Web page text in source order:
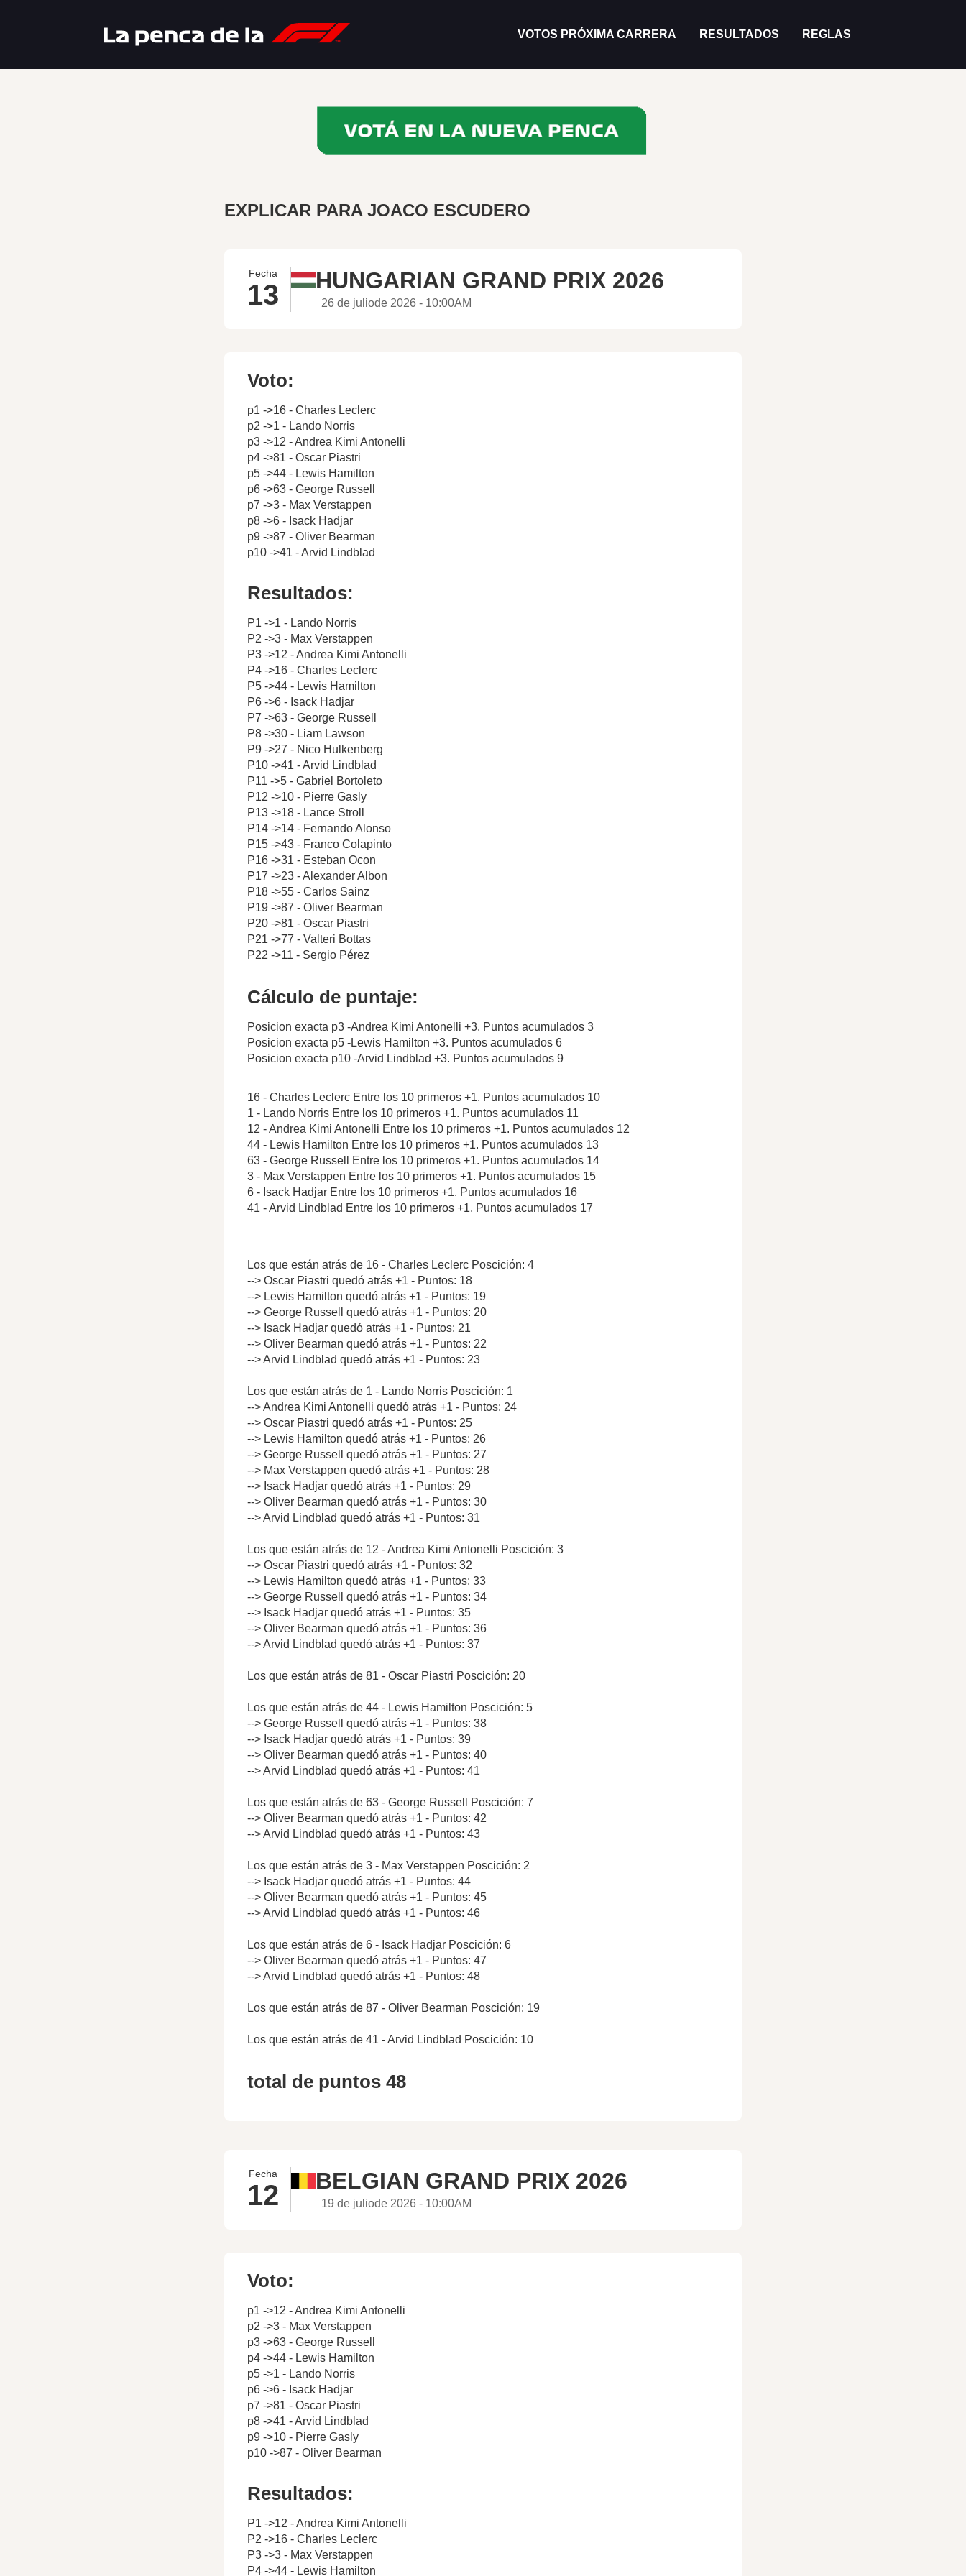
VOTOS PRÓXIMA CARRERA RESULTADOS REGLAS
EXPLICAR PARA JOACO ESCUDERO
Fecha
13 HUNGARIAN GRAND PRIX 2026
26 de juliode 2026 - 10:00AM
Voto:
p1 ->16 - Charles Leclerc
p2 ->1 - Lando Norris
p3 ->12 - Andrea Kimi Antonelli
p4 ->81 - Oscar Piastri
p5 ->44 - Lewis Hamilton
p6 ->63 - George Russell
p7 ->3 - Max Verstappen
p8 ->6 - Isack Hadjar
p9 ->87 - Oliver Bearman
p10 ->41 - Arvid Lindblad
Resultados:
P1 ->1 - Lando Norris
P2 ->3 - Max Verstappen
P3 ->12 - Andrea Kimi Antonelli
P4 ->16 - Charles Leclerc
P5 ->44 - Lewis Hamilton
P6 ->6 - Isack Hadjar
P7 ->63 - George Russell
P8 ->30 - Liam Lawson
P9 ->27 - Nico Hulkenberg
P10 ->41 - Arvid Lindblad
P11 ->5 - Gabriel Bortoleto
P12 ->10 - Pierre Gasly
P13 ->18 - Lance Stroll
P14 ->14 - Fernando Alonso
P15 ->43 - Franco Colapinto
P16 ->31 - Esteban Ocon
P17 ->23 - Alexander Albon
P18 ->55 - Carlos Sainz
P19 ->87 - Oliver Bearman
P20 ->81 - Oscar Piastri
P21 ->77 - Valteri Bottas
P22 ->11 - Sergio Pérez
Cálculo de puntaje:
Posicion exacta p3 -Andrea Kimi Antonelli +3. Puntos acumulados 3
Posicion exacta p5 -Lewis Hamilton +3. Puntos acumulados 6
Posicion exacta p10 -Arvid Lindblad +3. Puntos acumulados 9
16 - Charles Leclerc Entre los 10 primeros +1. Puntos acumulados 10
1 - Lando Norris Entre los 10 primeros +1. Puntos acumulados 11
12 - Andrea Kimi Antonelli Entre los 10 primeros +1. Puntos acumulados 12
44 - Lewis Hamilton Entre los 10 primeros +1. Puntos acumulados 13
63 - George Russell Entre los 10 primeros +1. Puntos acumulados 14
3 - Max Verstappen Entre los 10 primeros +1. Puntos acumulados 15
6 - Isack Hadjar Entre los 10 primeros +1. Puntos acumulados 16
41 - Arvid Lindblad Entre los 10 primeros +1. Puntos acumulados 17
Los que están atrás de 16 - Charles Leclerc Poscición: 4
--> Oscar Piastri quedó atrás +1 - Puntos: 18
--> Lewis Hamilton quedó atrás +1 - Puntos: 19
--> George Russell quedó atrás +1 - Puntos: 20
--> Isack Hadjar quedó atrás +1 - Puntos: 21
--> Oliver Bearman quedó atrás +1 - Puntos: 22
--> Arvid Lindblad quedó atrás +1 - Puntos: 23
Los que están atrás de 1 - Lando Norris Poscición: 1
--> Andrea Kimi Antonelli quedó atrás +1 - Puntos: 24
--> Oscar Piastri quedó atrás +1 - Puntos: 25
--> Lewis Hamilton quedó atrás +1 - Puntos: 26
--> George Russell quedó atrás +1 - Puntos: 27
--> Max Verstappen quedó atrás +1 - Puntos: 28
--> Isack Hadjar quedó atrás +1 - Puntos: 29
--> Oliver Bearman quedó atrás +1 - Puntos: 30
--> Arvid Lindblad quedó atrás +1 - Puntos: 31
Los que están atrás de 12 - Andrea Kimi Antonelli Poscición: 3
--> Oscar Piastri quedó atrás +1 - Puntos: 32
--> Lewis Hamilton quedó atrás +1 - Puntos: 33
--> George Russell quedó atrás +1 - Puntos: 34
--> Isack Hadjar quedó atrás +1 - Puntos: 35
--> Oliver Bearman quedó atrás +1 - Puntos: 36
--> Arvid Lindblad quedó atrás +1 - Puntos: 37
Los que están atrás de 81 - Oscar Piastri Poscición: 20
Los que están atrás de 44 - Lewis Hamilton Poscición: 5
--> George Russell quedó atrás +1 - Puntos: 38
--> Isack Hadjar quedó atrás +1 - Puntos: 39
--> Oliver Bearman quedó atrás +1 - Puntos: 40
--> Arvid Lindblad quedó atrás +1 - Puntos: 41
Los que están atrás de 63 - George Russell Poscición: 7
--> Oliver Bearman quedó atrás +1 - Puntos: 42
--> Arvid Lindblad quedó atrás +1 - Puntos: 43
Los que están atrás de 3 - Max Verstappen Poscición: 2
--> Isack Hadjar quedó atrás +1 - Puntos: 44
--> Oliver Bearman quedó atrás +1 - Puntos: 45
--> Arvid Lindblad quedó atrás +1 - Puntos: 46
Los que están atrás de 6 - Isack Hadjar Poscición: 6
--> Oliver Bearman quedó atrás +1 - Puntos: 47
--> Arvid Lindblad quedó atrás +1 - Puntos: 48
Los que están atrás de 87 - Oliver Bearman Poscición: 19
Los que están atrás de 41 - Arvid Lindblad Poscición: 10
total de puntos 48
Fecha
12 BELGIAN GRAND PRIX 2026
19 de juliode 2026 - 10:00AM
Voto:
p1 ->12 - Andrea Kimi Antonelli
p2 ->3 - Max Verstappen
p3 ->63 - George Russell
p4 ->44 - Lewis Hamilton
p5 ->1 - Lando Norris
p6 ->6 - Isack Hadjar
p7 ->81 - Oscar Piastri
p8 ->41 - Arvid Lindblad
p9 ->10 - Pierre Gasly
p10 ->87 - Oliver Bearman
Resultados:
P1 ->12 - Andrea Kimi Antonelli
P2 ->16 - Charles Leclerc
P3 ->3 - Max Verstappen
P4 ->44 - Lewis Hamilton